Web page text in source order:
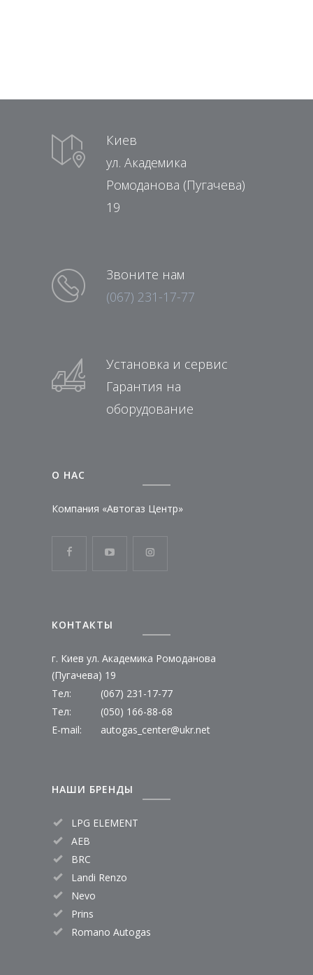
Киев
ул. Академика
Ромоданова (Пугачева)
19
Звоните нам
(067) 231-17-77
Установка и сервис
Гарантия на
оборудование
О НАC
Компания «Автогаз Центр»
КОНТАКТЫ
г. Киев ул. Академика Ромоданова
(Пугачева) 19
Тел:
(067) 231-17-77
Тел:
(050) 166-88-68
E-mail:
autogas_center@ukr.net
НАШИ БРЕНДЫ
LPG ELEMENT
AEB
BRC
Landi Renzo
Nevo
Prins
Romano Autogas